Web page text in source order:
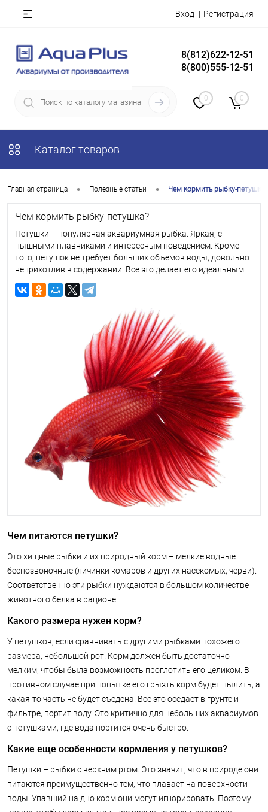
Вход Регистрация
8(812)622-12-51
8(800)555-12-51
0 0
Каталог товаров
Главная страница • Полезные статьи • Чем кормить рыбку-петушка?
Чем кормить рыбку-петушка?
Петушки – популярная аквариумная рыбка. Яркая, с
пышными плавниками и интересным поведением. Кроме
того, петушок не требует больших объемов воды, довольно
неприхотлив в содержании. Все это делает его идеальным
питомцем для начинающего аквариумиста. И при покупке
встает вопрос: как разобраться в многообразии кормов и
петушку? Попробуем ответить на все вопросы, связанные с
кормлением этих замечательных рыбок и подобрать для
них оптимальный вариант корма.
Чем питаются петушки?
Это хищные рыбки и их природный корм – мелкие водные
беспозвоночные (личинки комаров и других насекомых, черви).
Соответственно эти рыбки нуждаются в большом количестве
животного белка в рационе.
Какого размера нужен корм?
У петушков, если сравнивать с другими рыбками похожего
размера, небольшой рот. Корм должен быть достаточно
мелким, чтобы была возможность проглотить его целиком. В
противном случае при попытке его грызть корм будет пылить, а
какая-то часть не будет съедена. Все это оседает в грунте и
фильтре, портит воду. Это критично для небольших аквариумов
с петушками, где вода портится очень быстро.
Какие еще особенности кормления у петушков?
Петушки – рыбки с верхним ртом. Это значит, что в природе они
питаются преимущественно тем, что плавает на поверхности
воды. Упавший на дно корм они могут игнорировать. Поэтому